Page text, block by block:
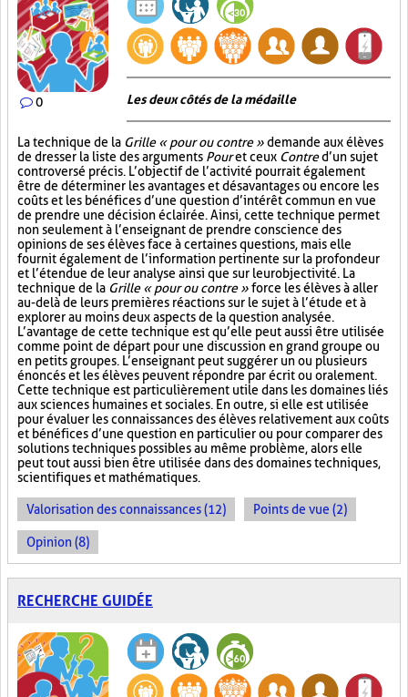
0 Les deux côtés de la médaille
La technique de la Grille « pour ou contre »demande aux élèves
de dresser la liste des arguments Pouret ceux Contred’un sujet
controversé précis. L’objectif de l’activité pourrait également
être de déterminer les avantages et désavantages ou encore les
coûts et les bénéfices d’une question d’intérêt commun en vue
de prendre une décision éclairée. Ainsi, cette technique permet
non seulement à l’enseignant de prendre conscience des
opinions de ses élèves face à certaines questions, mais elle
fournit également de l’information pertinente sur la profondeur
et l’étendue de leur analyse ainsi que sur leur objectivité. La
technique de la Grille « pour ou contre »force les élèves à aller
au-delà de leurs premières réactions sur le sujet à l’étude et à
explorer au moins deux aspects de la question analysée.
L’avantage de cette technique est qu’elle peut aussi être utilisée
comme point de départ pour une discussion en grand groupe ou
en petits groupes. L’enseignant peut suggérer un ou plusieurs
énoncés et les élèves peuvent répondre par écrit ou oralement.
Cette technique est particulièrement utile dans les domaines liés
aux sciences humaines et sociales. En outre, si elle est utilisée
pour évaluer les connaissances des élèves relativement aux coûts
et bénéfices d’une question en particulier ou pour comparer des
solutions techniques possibles au même problème, alors elle
peut tout aussi bien être utilisée dans des domaines techniques,
scientifiques et mathématiques.
Valorisation des connaissances (12) Points de vue (2)
Opinion (8)
RECHERCHE GUIDÉE